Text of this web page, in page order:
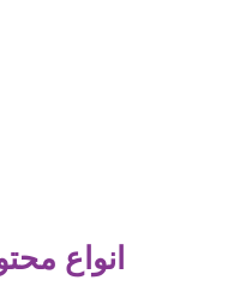
انواع